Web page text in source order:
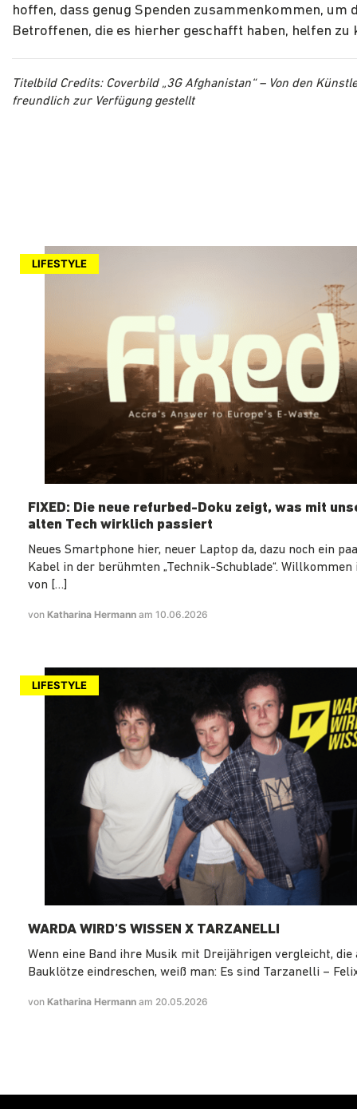
hoffen, dass genug Spenden zusammenkommen, um
Betroffenen, die es hierher geschafft haben, helfen zu
Titelbild Credits: Coverbild „3G Afghanistan“ – Von den
freundlich zur Verfügung gestellt
LIFESTYLE
FIXED: Die neue refurbed-Doku zeigt, was mit
alten Tech wirklich passiert
Neues Smartphone hier, neuer Laptop da, dazu noch ein
Kabel in der berühmten „Technik-Schublade“.
von […]
von Katharina Hermann am 10.06.2026
LIFESTYLE
WARDA WIRD’S WISSEN X TARZANELLI
Wenn eine Band ihre Musik mit Dreijährigen vergleicht, die
Bauklötze eindreschen, weiß man: Es sind Tarzanelli –
von Katharina Hermann am 20.05.2026